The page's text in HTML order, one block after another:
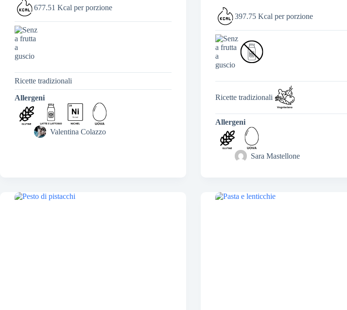
677.51 Kcal per porzione
Ricette tradizionali
Allergeni
Valentina Colazzo
397.75 Kcal per porzione
Ricette tradizionali
Allergeni
Sara Mastellone